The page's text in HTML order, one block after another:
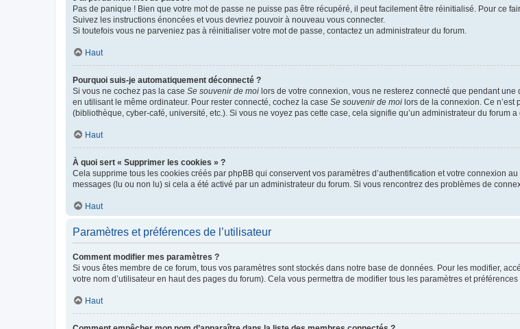
Pas de panique ! Bien que votre mot de passe ne puisse pas être récupéré, il peut facilement être réinitialisé. Pour ce
Suivez les instructions énoncées et vous devriez pouvoir à nouveau vous connecter.
Si toutefois vous ne parveniez pas à réinitialiser votre mot de passe, contactez un administrateur du forum.
Haut
Pourquoi suis-je automatiquement déconnecté ?
Si vous ne cochez pas la case Se souvenir de moi lors de votre connexion, vous ne resterez connecté que pendant
en utilisant le même ordinateur. Pour rester connecté, cochez la case Se souvenir de moi lors de la connexion. Ce
(bibliothèque, cyber-café, université, etc.). Si vous ne voyez pas cette case, cela signifie qu’un administrateur du forum a
Haut
À quoi sert « Supprimer les cookies » ?
Cela supprime tous les cookies créés par phpBB qui conservent vos paramètres d’authentification et votre connexion
messages (lu ou non lu) si cela a été activé par un administrateur du forum. Si vous rencontrez des problèmes de
Haut
Paramètres et préférences de l’utilisateur
Comment modifier mes paramètres ?
Si vous êtes membre de ce forum, tous vos paramètres sont stockés dans notre base de données. Pour les modifier,
votre nom d’utilisateur en haut des pages du forum). Cela vous permettra de modifier tous les paramètres et préférences
Haut